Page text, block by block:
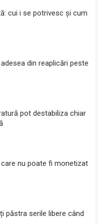
cui i se potrivesc și cum
din reaplicări peste
pot destabiliza chiar
nu poate fi monetizat
păstra serile libere când